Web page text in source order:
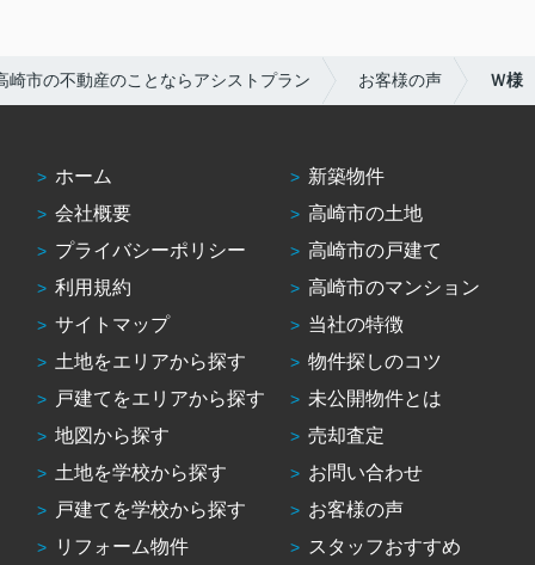
ありがとうございましたっ！
崎市の不動産のことならアシストプラン お客様の声 Ｗ様
ホーム
会社概要
プライバシーポリシー
利用規約
サイトマップ
土地をエリアから探す
戸建てをエリアから探す
地図から探す
土地を学校から探す
戸建てを学校から探す
リフォーム物件
新築物件
高崎市の土地
高崎市の戸建て
高崎市のマンション
当社の特徴
物件探しのコツ
未公開物件とは
売却査定
お問い合わせ
お客様の声
スタッフおすすめ